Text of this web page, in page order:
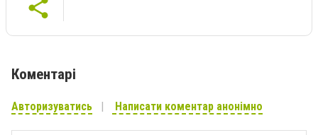
Коментарі
Авторизуватись Написати коментар анонімно